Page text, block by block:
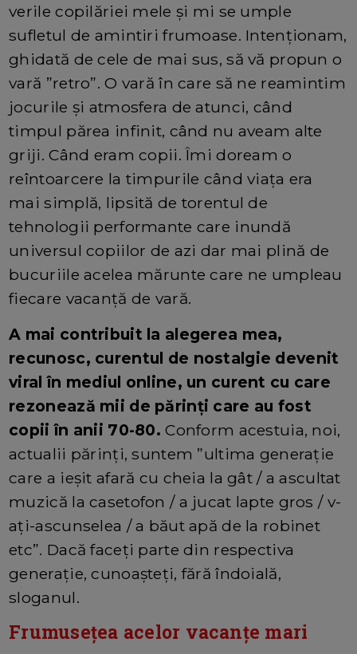
verile copilăriei mele și mi se umple
sufletul de amintiri frumoase. Intenționam,
ghidată de cele de mai sus, să vă propun o
vară ”retro”. O vară în care să ne reamintim
jocurile și atmosfera de atunci, când
timpul părea infinit, când nu aveam alte
griji. Când eram copii. Îmi doream o
reîntoarcere la timpurile când viața era
mai simplă, lipsită de torentul de
tehnologii performante care inundă
universul copiilor de azi dar mai plină de
bucuriile acelea mărunte care ne umpleau
fiecare vacanță de vară.
A mai contribuit la alegerea mea,
recunosc, curentul de nostalgie devenit
viral în mediul online, un curent cu care
rezonează mii de părinți care au fost
copii în anii 70-80. Conform acestuia, noi,
actualii părinți, suntem ”ultima generație
care a ieșit afară cu cheia la gât / a ascultat
muzică la casetofon / a jucat lapte gros / v-
ați-ascunselea / a băut apă de la robinet
etc”. Dacă faceți parte din respectiva
generație, cunoașteți, fără îndoială,
sloganul.
Frumusețea acelor vacanțe mari